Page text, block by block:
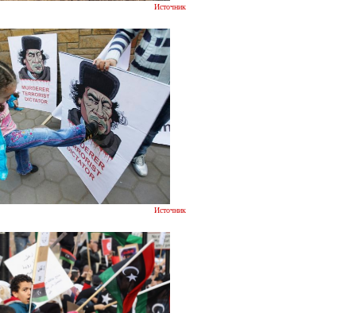
Источник
Источник